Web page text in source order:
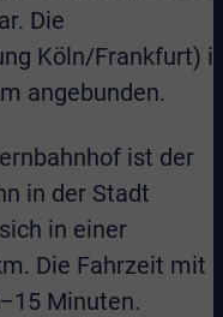
Die
Köln/Frankfurt)
angebunden.
ist der
in der Stadt
in einer
Die Fahrzeit mit
Minuten.